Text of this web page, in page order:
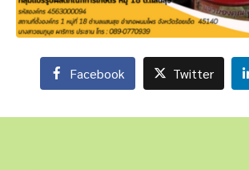
Facebook Twitter